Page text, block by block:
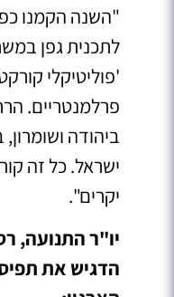
"השנה הקמנו
לתכנית גפן
'פוליטיקלי
פרלמנטריים.
ביהודה
ישראל. כל זה
יקרים".
יו"ר התנועה,
הדגיש את